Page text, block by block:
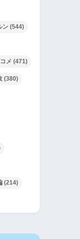
ン (544)
メ (471)
(380)
(214)